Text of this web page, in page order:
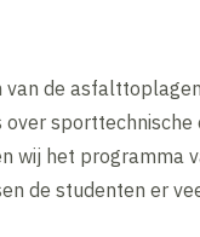
de
wij het programma
de studenten er